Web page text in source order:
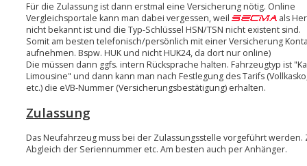
Für die Zulassung ist dann erstmal eine Versicherung nötig. Online
Vergleichsportale kann man dabei vergessen, weil
als
nicht bekannt ist und die Typ-Schlüssel HSN/TSN nicht existent sind.
Somit am besten telefonisch/persönlich mit einer Versicherung
aufnehmen. Bspw. HUK und nicht HUK24, da dort nur online)
Die müssen dann ggfs. intern Rücksprache halten. Fahrzeugtyp ist
Limousine" und dann kann man nach Festlegung des Tarifs
etc.) die eVB-Nummer (Versicherungsbestätigung) erhalten.
Zulassung
Das Neufahrzeug muss bei der Zulassungsstelle vorgeführt werden.
Abgleich der Seriennummer etc. Am besten auch per Anhänger.